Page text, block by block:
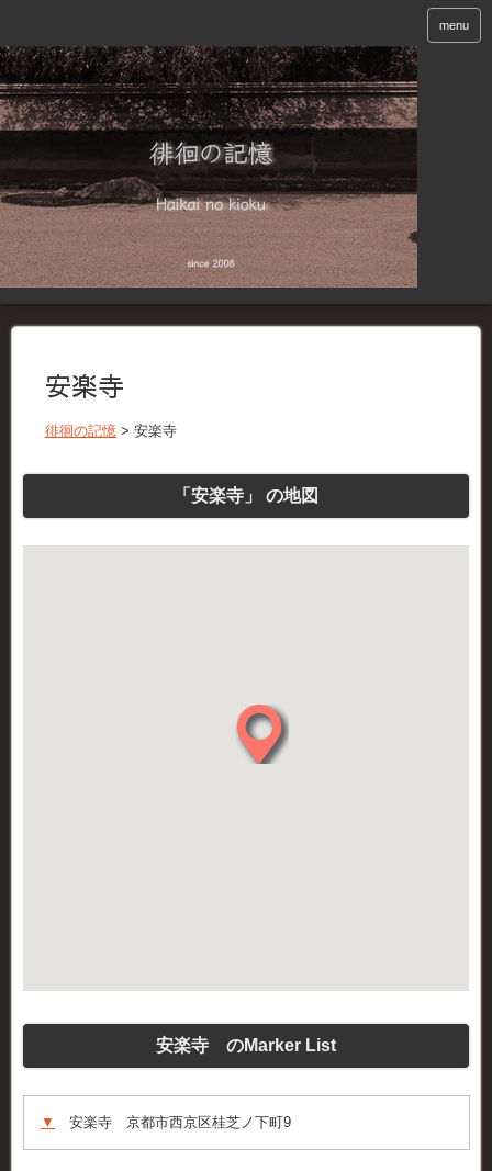
menu
安楽寺
徘徊の記憶 > 安楽寺
「安楽寺」 の地図
安楽寺 のMarker List
▼ 安楽寺 京都市西京区桂芝ノ下町9